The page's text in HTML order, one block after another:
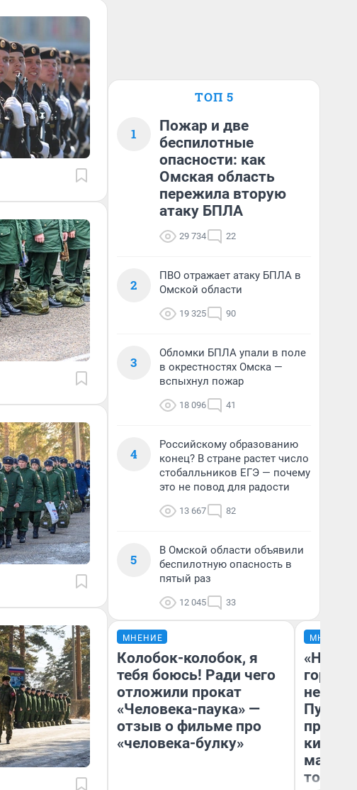
ТОП 5
1
Пожар и две
беспилотные
опасности: как
Омская область
пережила вторую
атаку БПЛА
29 734 22
2
ПВО отражает атаку БПЛА в
Омской области
19 325 90
3
Обломки БПЛА упали в поле
в окрестностях Омска —
вспыхнул пожар
18 096 41
4
Российскому образованию
конец? В стране растет число
стобалльников ЕГЭ — почему
это не повод для радости
13 667 82
5
В Омской области объявили
беспилотную опасность в
пятый раз
12 045 33
МНЕНИЕ
Колобок-колобок, я
тебя боюсь! Ради чего
отложили прокат
«Человека-паука» —
отзыв о фильме про
«человека-булку»
МНЕНИЕ
«Нет
того